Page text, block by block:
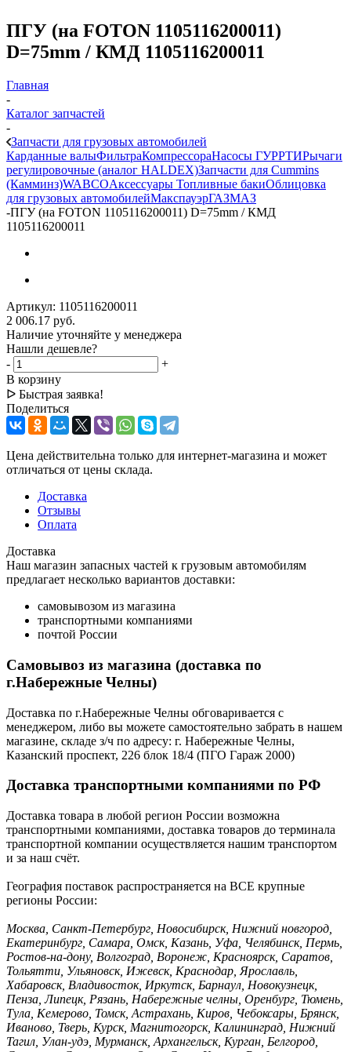
ПГУ (на FOTON 1105116200011)
D=75mm / КМД 1105116200011
Главная
-
Каталог запчастей
-
Запчасти для грузовых автомобилей
Карданные валыФильтраКомпрессораНасосы ГУРРТИРычаги
регулировочные (аналог HALDEX)Запчасти для Cummins
(Камминз)WABCOАксессуары Топливные бакиОблицовка
для грузовых автомобилейМакспауэрГАЗМАЗ
-ПГУ (на FOTON 1105116200011) D=75mm / КМД
1105116200011
Артикул: 1105116200011
2 006.17 руб.
Наличие уточняйте у менеджера
Нашли дешевле?
-
+
В корзину
ᐅ Быстрая заявка!
Поделиться
Цена действительна только для интернет-магазина и может
отличаться от цены склада.
Доставка
Отзывы
Оплата
Доставка
Наш магазин запасных частей к грузовым автомобилям
предлагает несколько вариантов доставки:
самовывозом из магазина
транспортными компаниями
почтой России
Самовывоз из магазина (доставка по
г.Набережные Челны)
Доставка по г.Набережные Челны обговаривается с
менеджером, либо вы можете самостоятельно забрать в нашем
магазине, складе з/ч по адресу: г. Набережные Челны,
Казанский проспект, 226 блок 18/4 (ПГО Гараж 2000)
Доставка транспортными компаниями по РФ
Доставка товара в любой регион России возможна
транспортными компаниями, доставка товаров до терминала
транспортной компании осуществляется нашим транспортом
и за наш счёт.
География поставок распространяется на ВСЕ крупные
регионы России:
Москва, Санкт-Петербург, Новосибирск, Нижний новгород,
Екатеринбург, Самара, Омск, Казань, Уфа, Челябинск, Пермь,
Ростов-на-дону, Волгоград, Воронеж, Красноярск, Саратов,
Тольятти, Ульяновск, Ижевск, Краснодар, Ярославль,
Хабаровск, Владивосток, Иркутск, Барнаул, Новокузнецк,
Пенза, Липецк, Рязань, Набережные челны, Оренбург, Тюмень,
Тула, Кемерово, Томск, Астрахань, Киров, Чебоксары, Брянск,
Иваново, Тверь, Курск, Магнитогорск, Калининград, Нижний
Тагил, Улан-удэ, Мурманск, Архангельск, Курган, Белгород,